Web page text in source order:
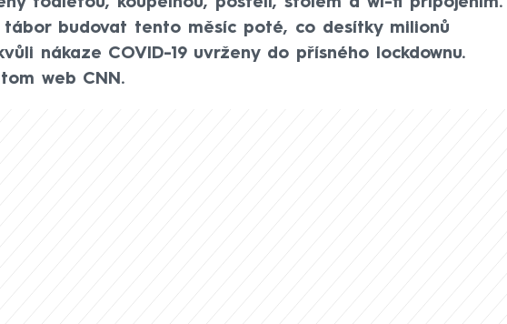
tábor budovat tento měsíc poté, co desítky milionů
nákaze COVID-19 uvrženy do přísného lockdownu.
web CNN.